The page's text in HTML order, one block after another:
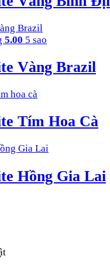
5.00 5 sao
Vàng Brazil
Tím Hoa Cà
Hồng Gia Lai